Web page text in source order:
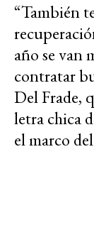
“También
año se van
contratar
Del Frade,
letra chica
el marco